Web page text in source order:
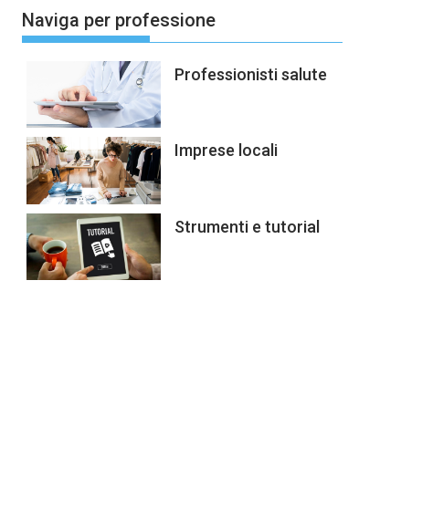
Naviga per professione
Professionisti salute
Imprese locali
Strumenti e tutorial